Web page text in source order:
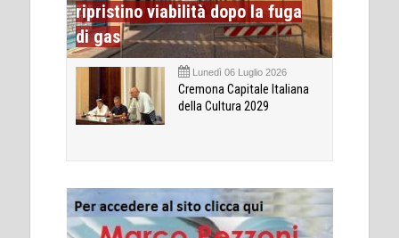
ripristino viabilità dopo la fuga
di gas
Lunedì 06 Luglio 2026
Cremona Capitale Italiana
della Cultura 2029